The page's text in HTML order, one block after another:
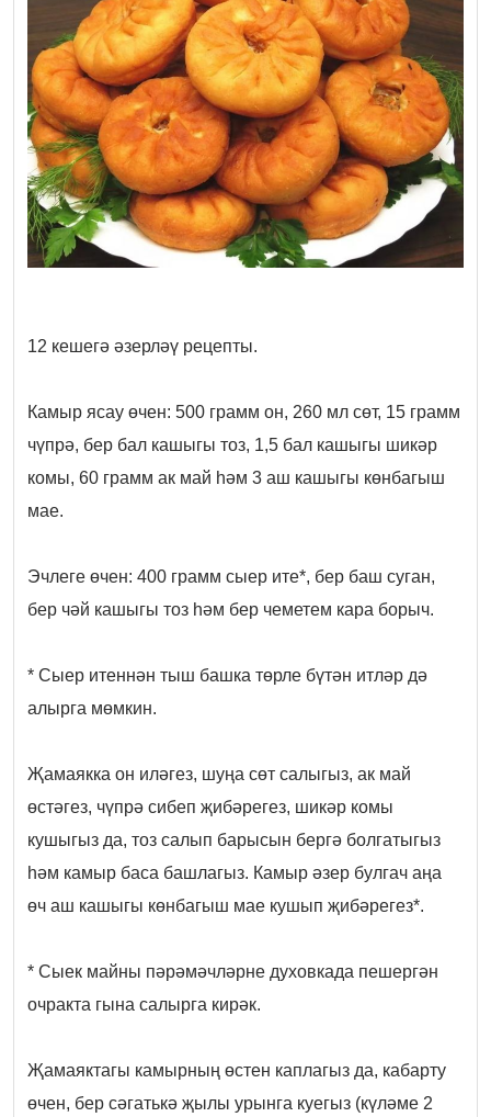
12 кешегә әзерләү рецепты.
Камыр ясау өчен: 500 грамм он, 260 мл сөт, 15 грамм
чүпрә, бер бал кашыгы тоз, 1,5 бал кашыгы шикәр
комы, 60 грамм ак май һәм 3 аш кашыгы көнбагыш
мае.
Эчлеге өчен: 400 грамм сыер ите*, бер баш суган,
бер чәй кашыгы тоз һәм бер чеметем кара борыч.
* Сыер итеннән тыш башка төрле бүтән итләр дә
алырга мөмкин.
Җамаякка он иләгез, шуңа сөт салыгыз, ак май
өстәгез, чүпрә сибеп җибәрегез, шикәр комы
кушыгыз да, тоз салып барысын бергә болгатыгыз
һәм камыр баса башлагыз. Камыр әзер булгач аңа
өч аш кашыгы көнбагыш мае кушып җибәрегез*.
* Сыек майны пәрәмәчләрне духовкада пешергән
очракта гына салырга кирәк.
Җамаяктагы камырның өстен каплагыз да, кабарту
өчен, бер сәгатькә җылы урынга куегыз (күләме 2